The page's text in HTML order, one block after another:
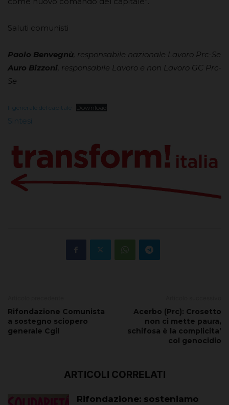
Saluti comunisti
Paolo Benvegnù, responsabile nazionale Lavoro Prc-Se
Auro Bizzoni, responsabile Lavoro e non Lavoro GC Prc-
Se
Il generale del capitale Download
Sintesi
Rifondazione Comunista
a sostegno sciopero
generale Cgil
Acerbo (Prc): Crosetto
non ci mette paura,
schifosa è la complicita’
col genocidio
ARTICOLI CORRELATI
Rifondazione: sosteniamo